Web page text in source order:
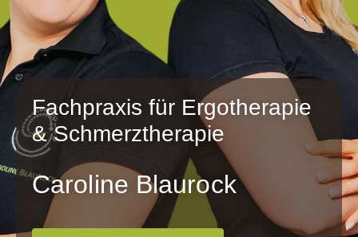
Fachpraxis für Ergotherapie
& Schmerztherapie
Caroline Blaurock